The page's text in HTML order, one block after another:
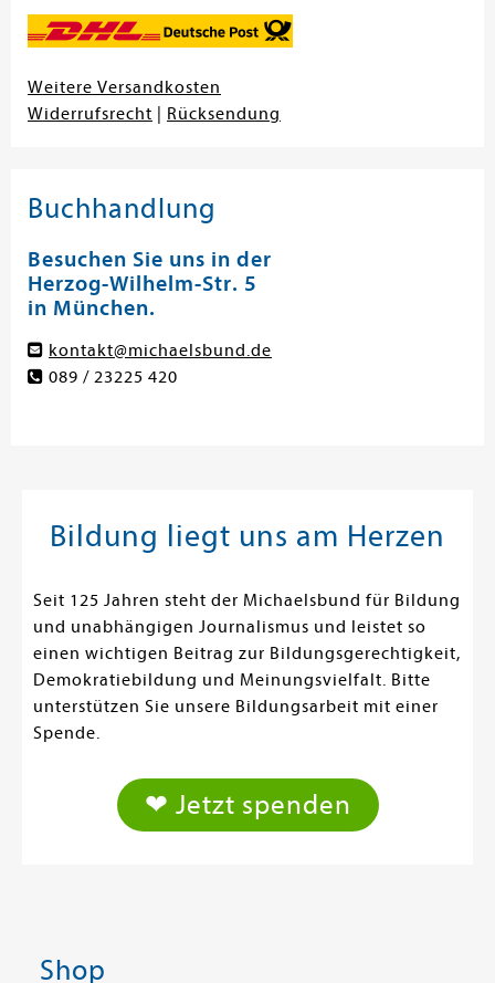
Weitere Versandkosten
Widerrufsrecht
Rücksendung
Buchhandlung
Besuchen Sie uns in der
Herzog-Wilhelm-Str. 5
in München.
kontakt@michaelsbund.de
089 / 23225 420
Bildung liegt uns am Herzen
Seit 125 Jahren steht der Michaelsbund für Bildung
und unabhängigen Journalismus und leistet so
einen wichtigen Beitrag zur Bildungsgerechtigkeit,
Demokratiebildung und Meinungsvielfalt. Bitte
unterstützen Sie unsere Bildungsarbeit mit einer
Spende.
❤ Jetzt spenden
Shop